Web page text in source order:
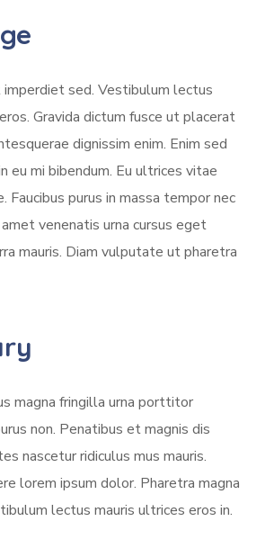
sed. Vestibulum lectus
Gravida dictum fusce ut placerat
dignissim enim. Enim sed
eu mi bibendum. Eu ultrices vitae
Faucibus purus in massa tempor nec
venenatis urna cursus eget
mauris. Diam vulputate ut pharetra
magna fringilla urna porttitor
non. Penatibus et magnis dis
nascetur ridiculus mus mauris.
lorem ipsum dolor. Pharetra magna
lectus mauris ultrices eros in.